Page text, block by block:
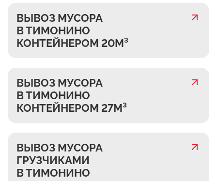
ВЫВОЗ МУСОРА
В ТИМОНИНО
КОНТЕЙНЕРОМ 20М³
ВЫВОЗ МУСОРА
В ТИМОНИНО
КОНТЕЙНЕРОМ 27М³
ВЫВОЗ МУСОРА
ГРУЗЧИКАМИ
В ТИМОНИНО